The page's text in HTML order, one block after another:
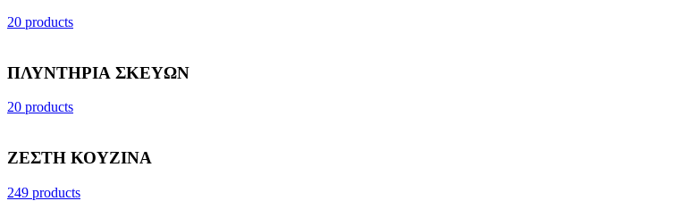
20 products
ΠΛΥΝΤΗΡΙΑ ΣΚΕΥΩΝ
20 products
ΖΕΣΤΗ ΚΟΥΖΙΝΑ
249 products